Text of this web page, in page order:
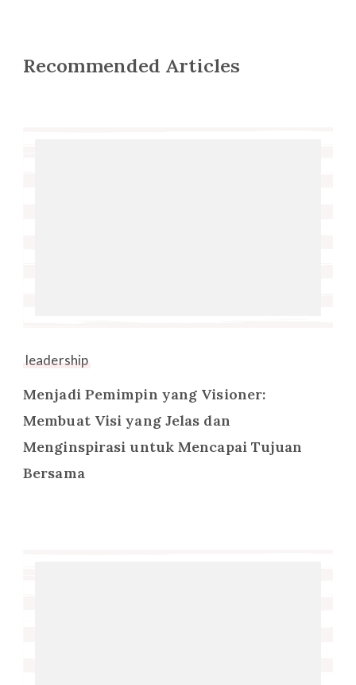
Recommended Articles
leadership
Menjadi Pemimpin yang Visioner:
Membuat Visi yang Jelas dan
Menginspirasi untuk Mencapai Tujuan
Bersama